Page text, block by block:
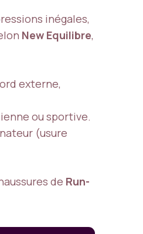
inégales,
New Equilibre,
externe,
ou sportive.
(usure
de Run-